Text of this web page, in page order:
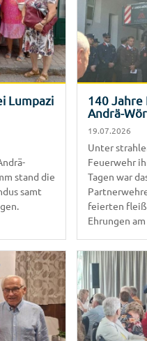
Lumpazi
stand die
samt
140 Jahre
Andrä-
Unter
Feuerwehr
Tagen war
feierten
Ehrungen am
19.07.2026